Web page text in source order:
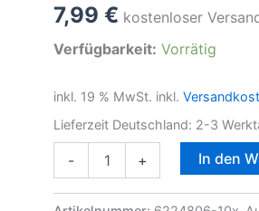
7,99 € kostenloser
Verfügbarkeit: Vorrätig
inkl. 19 % MwSt. inkl.
Lieferzeit Deutschland: 2-3
-
Aufkleber
Serviceaufkleber
+ In den